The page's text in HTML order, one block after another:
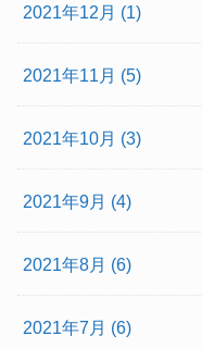
2021年12月 (1)
2021年11月 (5)
2021年10月 (3)
2021年9月 (4)
2021年8月 (6)
2021年7月 (6)